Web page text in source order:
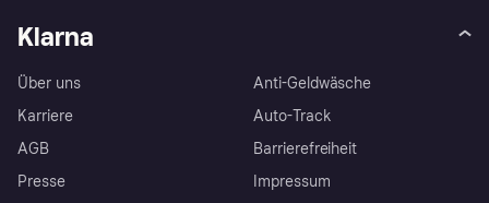
Klarna
Über uns
Karriere
AGB
Presse
Anti-Geldwäsche
Auto-Track
Barrierefreiheit
Impressum